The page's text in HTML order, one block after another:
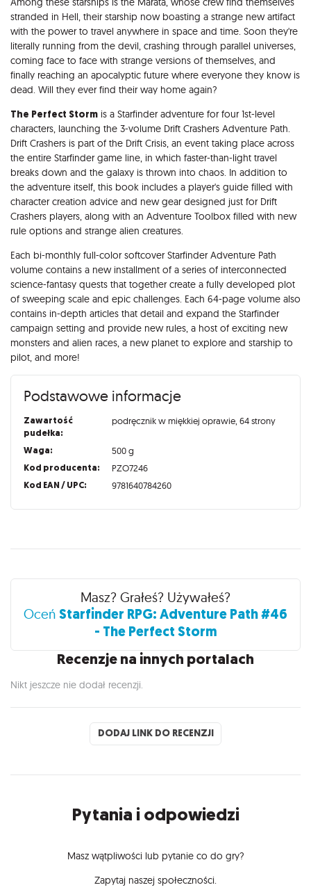
stranded in Hell, their starship now boasting a strange new artifact
with the power to travel anywhere in space and time. Soon they're
literally running from the devil, crashing through parallel universes,
coming face to face with strange versions of themselves, and
finally reaching an apocalyptic future where everyone they know is
dead. Will they ever find their way home again?
The Perfect Storm is a Starfinder adventure for four 1st-level
characters, launching the 3-volume Drift Crashers Adventure Path.
Drift Crashers is part of the Drift Crisis, an event taking place across
the entire Starfinder game line, in which faster-than-light travel
breaks down and the galaxy is thrown into chaos. In addition to
the adventure itself, this book includes a player's guide filled with
character creation advice and new gear designed just for Drift
Crashers players, along with an Adventure Toolbox filled with new
rule options and strange alien creatures.
Each bi-monthly full-color softcover Starfinder Adventure Path
volume contains a new installment of a series of interconnected
science-fantasy quests that together create a fully developed plot
of sweeping scale and epic challenges. Each 64-page volume also
contains in-depth articles that detail and expand the Starfinder
campaign setting and provide new rules, a host of exciting new
monsters and alien races, a new planet to explore and starship to
pilot, and more!
Podstawowe informacje
Zawartość
pudełka:
podręcznik w miękkiej oprawie, 64 strony
Waga: 500 g
Kod producenta: PZO7246
Kod EAN / UPC: 9781640784260
Recenzje
Masz? Grałeś? Używałeś?
Oceń Starfinder RPG: Adventure Path #46
- The Perfect Storm
Recenzje na innych portalach
Nikt jeszcze nie dodał recenzji.
DODAJ LINK DO RECENZJI
Pytania i odpowiedzi
Masz wątpliwości lub pytanie co do gry?
Zapytaj naszej społeczności.